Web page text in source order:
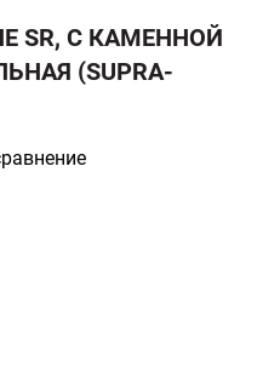
SR, С КАМЕННОЙ
(SUPRA-